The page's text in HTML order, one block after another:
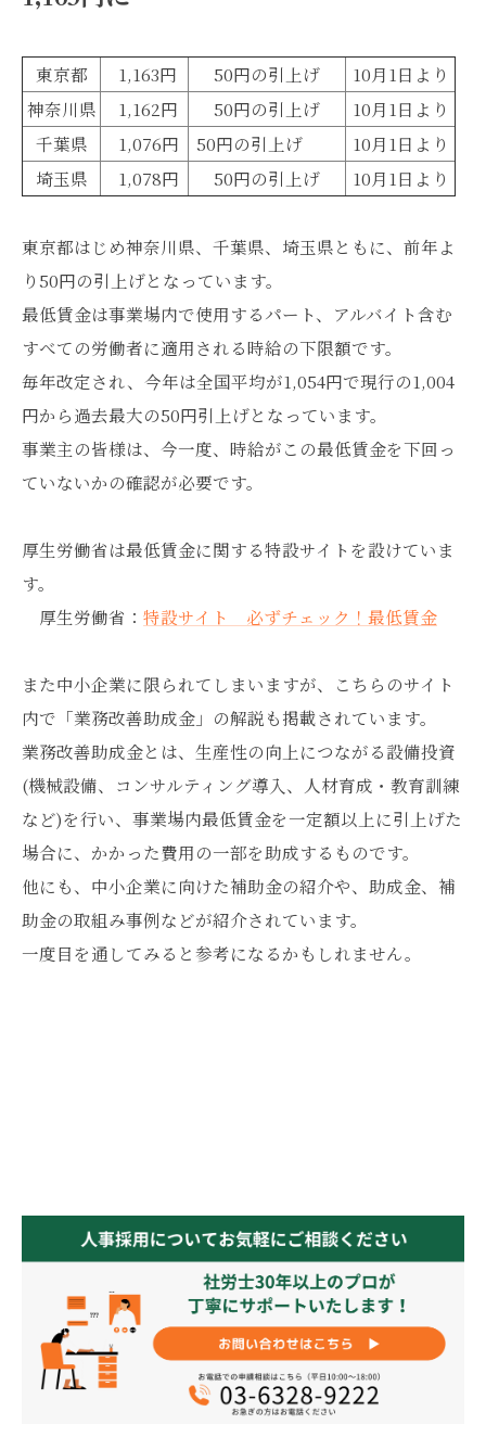
東京都 1,163円 50円の引上げ
10月1日より
神奈川県
1,162円 50円の引上げ
10月1日より
千葉県
1,076円 50円の引上げ
10月1日より
埼玉県
1,078円 50円の引上げ 10月1日より
東京都はじめ神奈川県、千葉県、埼玉県ともに、前年よ
り50円の引上げとなっています。
最低賃金は事業場内で使用するパート、アルバイト含む
すべての労働者に適用される時給の下限額です。
毎年改定され、今年は全国平均が1,054円で現行の1,004
円から過去最大の50円引上げとなっています。
事業主の皆様は、今一度、時給がこの最低賃金を下回っ
ていないかの確認が必要です。
厚生労働省は最低賃金に関する特設サイトを設けていま
す。
厚生労働省： 特設サイト 必ずチェック！最低賃金
また中小企業に限られてしまいますが、こちらのサイト
内で「業務改善助成金」の解説も掲載されています。
業務改善助成金とは、生産性の向上につながる設備投資
(機械設備、コンサルティング導入、人材育成・教育訓練
など)を行い、事業場内最低賃金を一定額以上に引上げた
場合に、かかった費用の一部を助成するものです。
他にも、中小企業に向けた補助金の紹介や、助成金、補
助金の取組み事例などが紹介されています。
一度目を通してみると参考になるかもしれません。